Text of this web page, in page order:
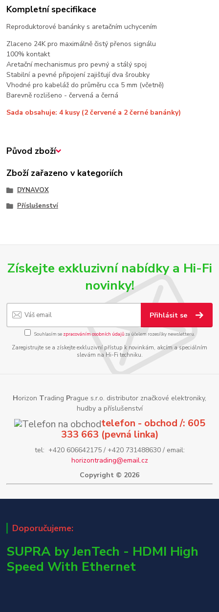
Kompletní specifikace
Reproduktorové banánky s aretačním uchycením
Zlaceno 24K pro maximálně čistý přenos signálu
100% kontakt
Aretační mechanismus pro pevný a stálý spoj
Stabilní a pevné připojení zajišťují dva šroubky
Vhodné pro kabeláž do průměru cca 5 mm (včetně)
Barevně rozlišeno - červená a černá
Sada obsahuje: 4 kusy (2 červené a 2 černé banánky)
Původ zboží
Zboží zařazeno v kategoriích
DYNAVOX
Příslušenství
Získejte exkluzivní nabídky a Hi-Fi
novinky!
Přihlásit se
Souhlasím se zpracováním osobních údajůza účelem rozesílky newsletteru.
Zaregistrujte se a získejte exkluzivní přístup k novinkám, akcím a speciálním
slevám na Hi-Fi techniku.
Horizon Trading Prague s.r.o. distributor značkové elektroniky,
hudby a příslušenství
telefon - obchod /: 605
333 663 (pevná linka)
tel: +420 606642175 / +420 731488630 / email:
horizontrading@email.cz
Copyright © 2026
Doporučujeme:
SUPRA by JenTech - HDMI High
Speed With Ethernet